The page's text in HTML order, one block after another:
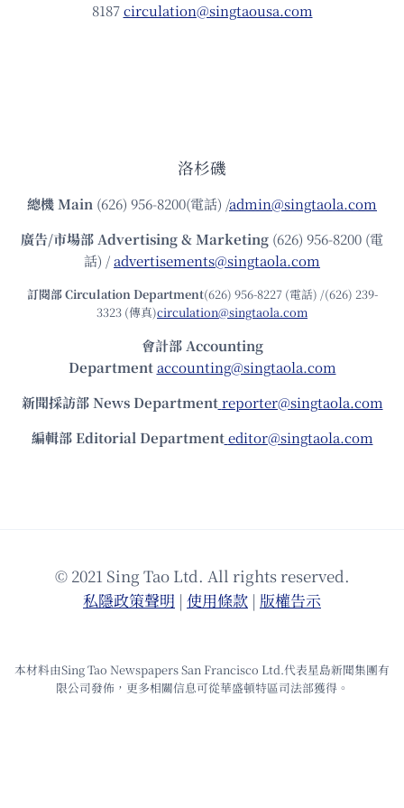
8187circulation@singtaousa.com
洛杉磯
總機Main (626) 956-8200(電話) /admin@singtaola.com
廣告/市場部Advertising & Marketing (626) 956-8200 (電
話) /advertisements@singtaola.com
訂閱部 Circulation Department(626) 956-8227 (電話) /(626) 239-
3323 (傳真)circulation@singtaola.com
會計部 Accounting
Department accounting@singtaola.com
新聞採訪部 News Department reporter@singtaola.com
編輯部 Editorial Department editor@singtaola.com
© 2021 Sing Tao Ltd. All rights reserved.
私隱政策聲明 | 使⽤條款 | 版權告⽰
本材料由Sing Tao Newspapers San Francisco Ltd.代表星島新聞集團有
限公司發佈，更多相關信息可從華盛頓特區司法部獲得。